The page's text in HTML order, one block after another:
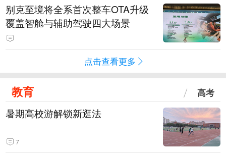
别克至境将全系首次整车OTA升级
覆盖智舱与辅助驾驶四大场景
点击查看更多
教育 高考
暑期高校游解锁新逛法
7